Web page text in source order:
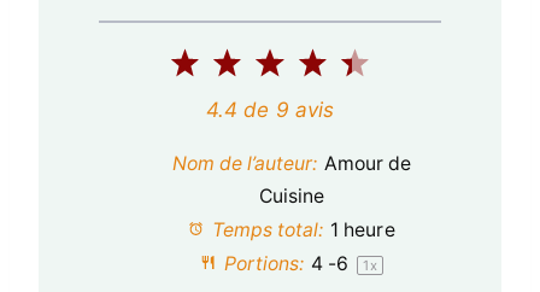
5
t
i
4
é
t
3
é
t
o
i
2
é
t
i
1
é
t
i
4.4 de 9 avis
Nom de l’auteur: Amour de
Cuisine
Temps total: 1 heure
Portions: 4 -6 1 x